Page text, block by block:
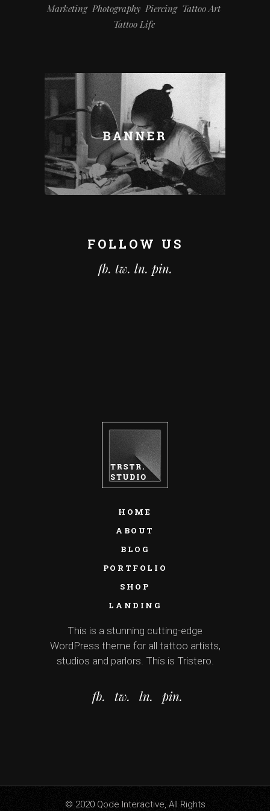
Marketing Photography Piercing Tattoo Art
Tattoo Life
FOLLOW US
fb. tw. ln. pin.
HOME
ABOUT
BLOG
PORTFOLIO
SHOP
LANDING
This is a stunning cutting-edge
WordPress theme for all tattoo artists,
studios and parlors. This is Tristero.
fb. tw. ln. pin.
© 2020 Qode Interactive, All Rights